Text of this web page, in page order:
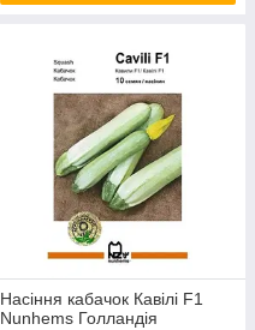
Насіння кабачок Кавілі F1
Nunhems Голландія